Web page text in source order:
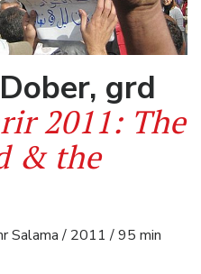
grd
2011: The
& the
Salama / 2011 / 95 min